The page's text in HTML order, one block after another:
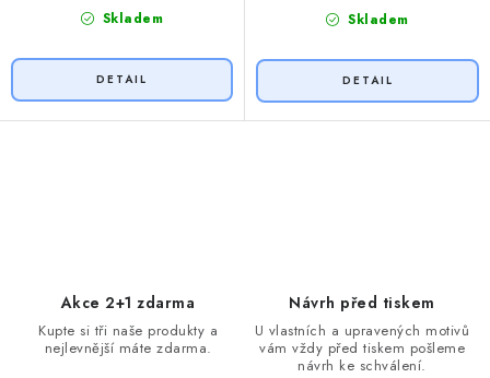
Skladem Skladem
Akce 2+1 zdarma
Kupte si tři naše produkty a
nejlevnější máte zdarma.
Návrh před tiskem
U vlastních a upravených motivů
vám vždy před tiskem pošleme
návrh ke schválení.